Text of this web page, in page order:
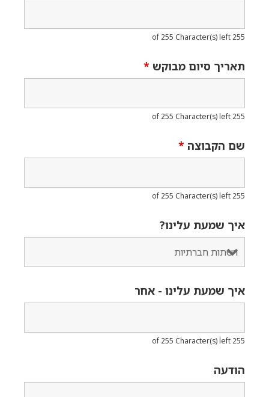
255 of 255 Character(s) left
תאריך סיום מבוקש *
255 of 255 Character(s) left
שם הקבוצה *
255 of 255 Character(s) left
איך שמעת עלינו?
איך שמעת עלינו - אחר
255 of 255 Character(s) left
הודעה